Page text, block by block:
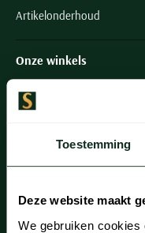
Toestemming
Deze website maakt
We gebruiken
Artikelonderhoud
Onze winkels
Onze winkels
Lisse